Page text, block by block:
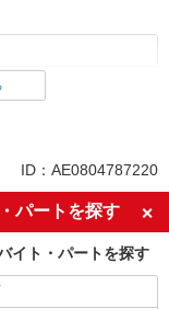
または説明会あり
格者歓迎
迎
ID：AE0804787220
パートを探す
イト・パートを探す